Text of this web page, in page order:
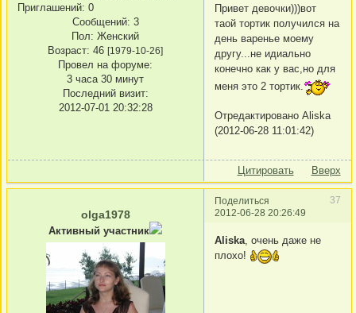
Приглашений: 0
Сообщений: 3
Пол: Женский
Возраст: 46 [1979-10-26]
Провел на форуме:
3 часа 30 минут
Последний визит:
2012-07-01 20:32:28
Привет девочки)))вот
таой тортик получился на
день варенье моему
другу...не идиально
конечно как у вас,но для
меня это 2 тортик.
Отредактировано Aliska
(2012-06-28 11:01:42)
Цитировать Вверх
Поделиться
37
2012-06-28 20:26:49
olga1978
Активный участник
Aliska, очень даже не
плохо!